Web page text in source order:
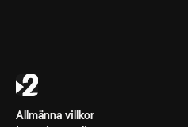
Allmänna villkor